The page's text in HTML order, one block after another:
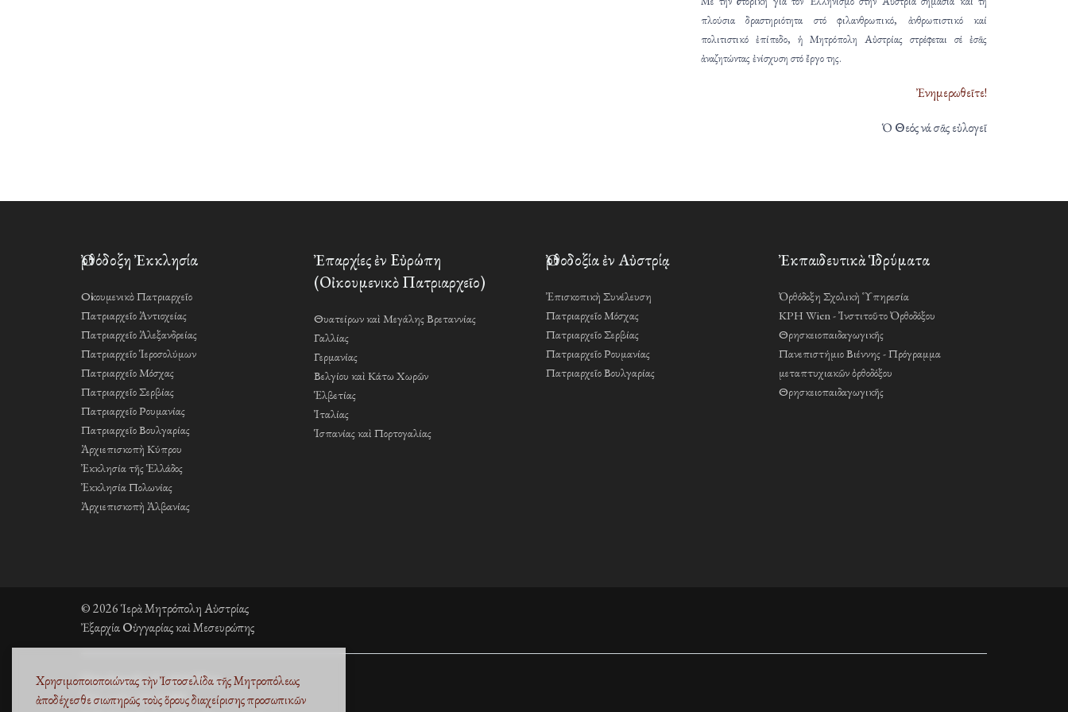
Χρησιμοποιοποιώντας τὴν Ἰστοσελίδα τῆς Μητροπόλεως
ἀποδέχεσθε σιωπηρῶς τοὺςὅρους διαχείρισης προσωπικῶν
πλούσια δραστηριότητα στό φιλανθρωπικό, ἀνθρωπιστικό καί
πολιτιστικό ἐπίπεδο, ἡ Μητρόπολη Αὐστρίας στρέφεται σέ ἐσᾶς
ἀναζητώντας ἐνίσχυση στό ἔργο της.
Ἐνημερωθεῖτε!
Ὁ Θεός νά σᾶς εὐλογεῖ
Ὀρθόδοξη Ἐκκλησία
Οἰκουμενικὸ Πατριαρχεῖο
Πατριαρχεῖο Ἀντιοχείας
Πατριαρχεῖο Ἀλεξανδρείας
Πατριαρχεῖο Ἱεροσολύμων
Πατριαρχεῖο Μόσχας
Πατριαρχεῖο Σερβίας
Πατριαρχεῖο Ρουμανίας
Πατριαρχεῖο Βουλγαρίας
Ἀρχιεπισκοπὴ Κύπρου
Ἐκκλησία τῆς Ἑλλάδος
Ἐκκλησία Πολωνίας
Ἀρχιεπισκοπὴ Ἀλβανίας
Ἐπαρχίες ἐν Εὐρώπη
(Οἰκουμενικὸ Πατριαρχεῖο)
Θυατείρων καὶ Μεγάλης Βρεταννίας
Γαλλίας
Γερμανίας
Βελγίου καὶ Κάτω Χωρῶν
Ἑλβετίας
Ἰταλίας
Ἱσπανίας καὶ Πορτογαλίας
Ὀρθοδοξία ἐν Αὐστρίᾳ
Ἐπισκοπικὴ Συνέλευση
Πατριαρχεῖο Μόσχας
Πατριαρχεῖο Σερβίας
Πατριαρχεῖο Ρουμανίας
Πατριαρχεῖο Βουλγαρίας
Ἐκπαιδευτικὰ Ἱδρύματα
Ὀρθόδοξη Σχολικὴ Ὑπηρεσία
KPH Wien - Ἰνστιτοῦτο Ὀρθοδόξου
Θρησκειοπαιδαγωγικῆς
Πανεπιστήμιο Βιέννης - Πρόγραμμα
μεταπτυχιακῶν ὀρθοδόξου
Θρησκειοπαιδαγωγικῆς
© 2026 Ἱερὰ Μητρόπολη Αὐστρίας
Ἐξαρχία Οὑγγαρίας καὶ Μεσευρώπης
Fleischmarkt 13, 1010 Wien
Τηλ. +43 1 53 33 889